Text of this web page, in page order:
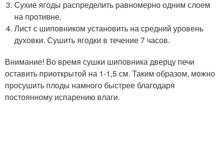
Сухие ягоды распределить равномерно одним слоем
на противне.
Лист с шиповником установить на средний уровень
духовки. Сушить ягодки в течение 7 часов.
Внимание! Во время сушки шиповника дверцу печи
оставить приоткрытой на 1-1,5 см. Таким образом, можно
просушить плоды намного быстрее благодаря
постоянному испарению влаги.